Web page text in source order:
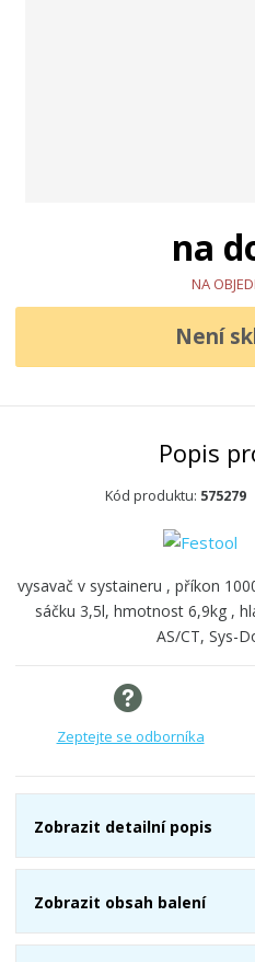
na
NA
Není
Popis
Kód produktu: 575279
vysavač v systaineru , příkon
sáčku 3,5l, hmotnost 6,9kg ,
AS/CT, Sys-
Zeptejte se odborníka
Zobrazit detailní popis
Zobrazit obsah balení